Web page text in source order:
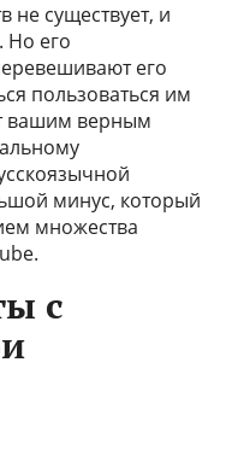
не существует, и
Но его
его
пользоваться им
вашим верным
минус, который
множества
с